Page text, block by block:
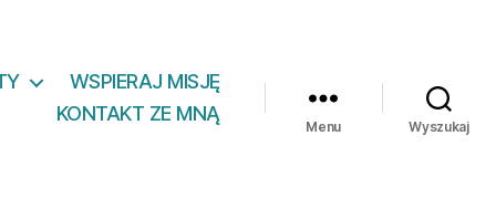
WSPIERAJ MISJĘ
KONTAKT ZE MNĄ
Menu Wyszukaj